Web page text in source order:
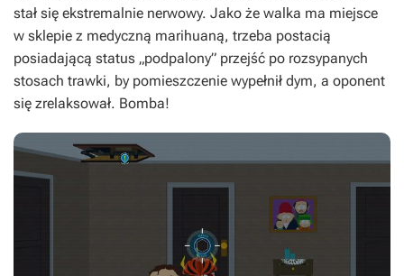
stał się ekstremalnie nerwowy. Jako że walka ma miejsce
w sklepie z medyczną marihuaną, trzeba postacią
posiadającą status „podpalony” przejść po rozsypanych
stosach trawki, by pomieszczenie wypełnił dym, a oponent
się zrelaksował. Bomba!